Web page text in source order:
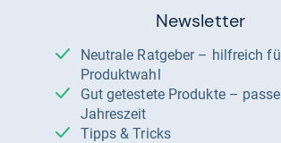
Newsletter
Neutrale Ratgeber – hilfreich für Ihre
Produktwahl
Gut getestete Produkte – passend zur
Jahreszeit
Tipps & Tricks